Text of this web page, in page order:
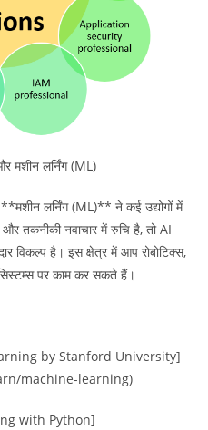
मशीन लर्निंग (ML)
लर्निंग (ML)** ने कई उद्योगों में
और तकनीकी नवाचार में रुचि है, तो AI
विकल्प है। इस क्षेत्र में आप रोबोटिक्स,
पर काम कर सकते हैं।
by Stanford University]
machine-learning)
with Python]